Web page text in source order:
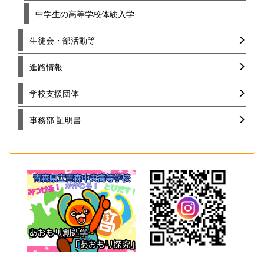
中学生の高等学校体験入学
生徒会・部活動等
進路情報
学校支援団体
事務部 証明書